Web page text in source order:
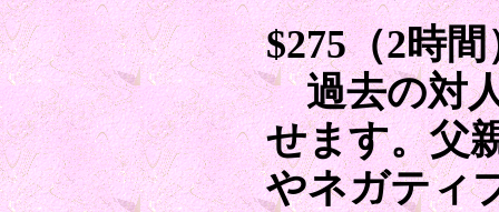
$275（2時間
過去の対人
せます。父
やネガティ